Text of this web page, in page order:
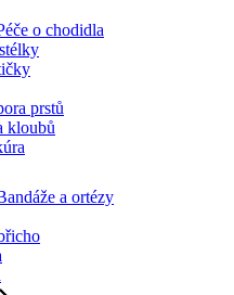
o chodidla
prstů
kloubů
a ortézy